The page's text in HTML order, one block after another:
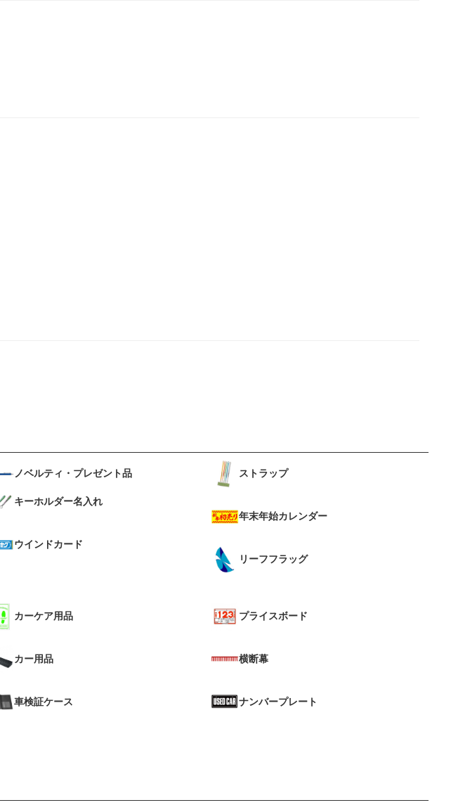
ノベルティ・プレゼント品
キーホルダー名入れ
ウインドカード
ストラップ
年末年始カレンダー
リーフフラッグ
カーケア用品
カー用品
車検証ケース
プライスボード
横断幕
ナンバープレート